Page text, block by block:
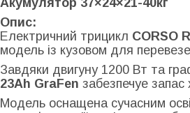
Опис:
Електричний трицикл CORSO
модель із кузовом для
Завдяки двигуну 1200 Вт та
23Ah GraFen забезпечуе
Модель оснащена сучасним